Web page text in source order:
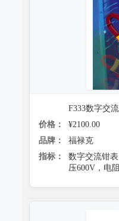
F333数字交
价格：
¥2100.00
品牌：
福禄克
指标：
数字交流钳
压600V，电